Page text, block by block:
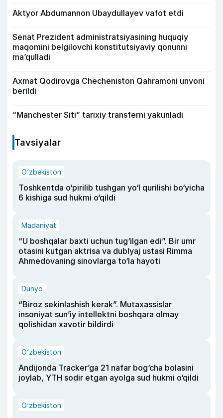
Aktyor Abdu­mannon Ubaydullayev vafot etdi
Senat Prezident administratsiyasining huquqiy
maqomini belgilovchi konstitutsiyaviy qonunni
ma’qulladi
Axmat Qodirovga Checheniston Qahramoni unvoni
berildi
“Manchester Siti” tarixiy transferni yakunladi
Tavsiyalar
O‘zbekiston
Toshkentda o‘pirilib tushgan yo‘l qurilishi bo‘yicha
6 kishiga sud hukmi o‘qildi
Madaniyat
“U boshqalar baxti uchun tug‘ilgan edi”. Bir umr
otasini kutgan aktrisa va dublyaj ustasi Rimma
Ahmedovaning sinovlarga to‘la hayoti
Dunyo
“Biroz sekinlashish kerak”. Mutaxassislar
insoniyat sun’iy intellektni boshqara olmay
qolishidan xavotir bildirdi
O‘zbekiston
Andijonda Tracker’ga 21 nafar bog‘cha bolasini
joylab, YTH sodir etgan ayolga sud hukmi o‘qildi
O‘zbekiston